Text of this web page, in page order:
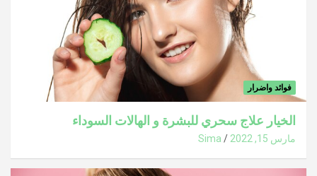
فوائد واضرار
الخيار علاج سحري للبشرة و الهالات السوداء
مارس 15, 2022 Sima